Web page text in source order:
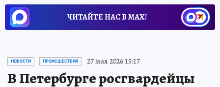
ЧИТАЙТЕ НАС В МАХ!
НОВОСТИ ПРОИСШЕСТВИЯ 27 мая 2026 15:17
В Петербурге росгвардейцы